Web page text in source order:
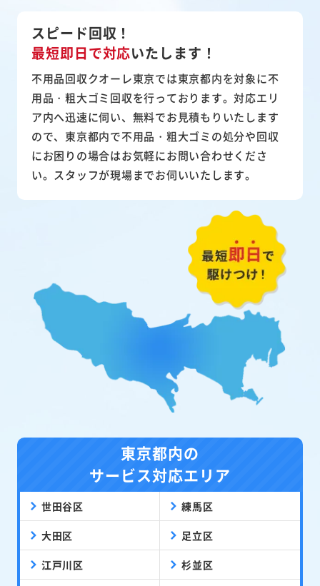
スピード回収！
最短即日で対応いたします！
不用品回収クオーレ東京では東京都内を対象に不
用品・粗大ゴミ回収を行っております。対応エリ
ア内へ迅速に伺い、無料でお見積もりいたします
ので、東京都内で不用品・粗大ゴミの処分や回収
にお困りの場合はお気軽にお問い合わせくださ
い。スタッフが現場までお伺いいたします。
東京都内の
サービス対応エリア
世田谷区 練馬区
大田区 足立区
江戸川区 杉並区